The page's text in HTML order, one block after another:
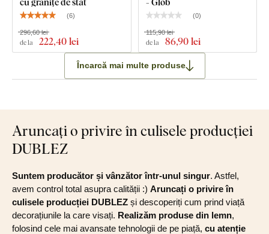
(6)
de la 222,40 lei
296,60 lei
(0)
de la 86,90 lei
115,90 lei
Încarcă mai multe produse
Aruncați o privire în culisele producției
DUBLEZ
Suntem producător și vânzător într-unul singur. Astfel,
avem control total asupra calității :) Aruncați o privire în
culisele producției DUBLEZ și descoperiți cum prind viață
decorațiunile la care visați. Realizăm produse din lemn,
folosind cele mai avansate tehnologii de pe piață, cu atenție